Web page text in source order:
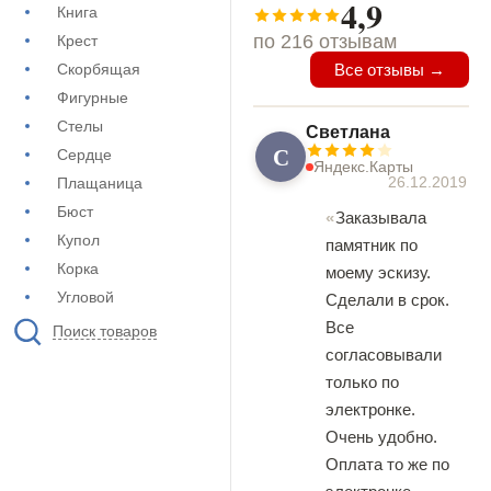
Книга
Крест
Скорбящая
Фигурные
Стелы
Сердце
Плащаница
Бюст
Купол
Корка
Угловой
Поиск товаров
4,9
по 216 отзывам
Все отзывы →
С
Светлана
Яндекс.Карты
26.12.2019
Заказывала
памятник по
моему эскизу.
Сделали в срок.
Все
согласовывали
только по
электронке.
Очень удобно.
Оплата то же по